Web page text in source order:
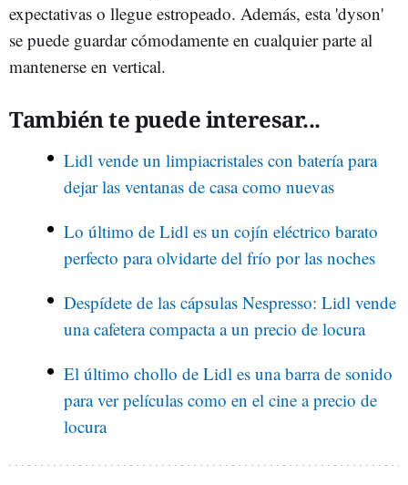
expectativas o llegue estropeado. Además, esta 'dyson'
se puede guardar cómodamente en cualquier parte al
mantenerse en vertical.
También te puede interesar...
Lidl vende un limpiacristales con batería para
dejar las ventanas de casa como nuevas
Lo último de Lidl es un cojín eléctrico barato
perfecto para olvidarte del frío por las noches
Despídete de las cápsulas Nespresso: Lidl vende
una cafetera compacta a un precio de locura
El último chollo de Lidl es una barra de sonido
para ver películas como en el cine a precio de
locura